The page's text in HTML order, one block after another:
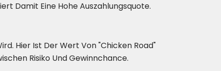
Damit Eine Hohe Auszahlungsquote.
Hier Ist Der Wert Von "Chicken Road"
Risiko Und Gewinnchance.